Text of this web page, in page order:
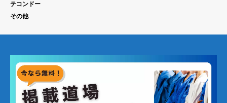
テコンドー
その他